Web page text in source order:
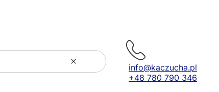
WyczyśćSzukaj
info@kaczucha.pl
+48 780 790 346